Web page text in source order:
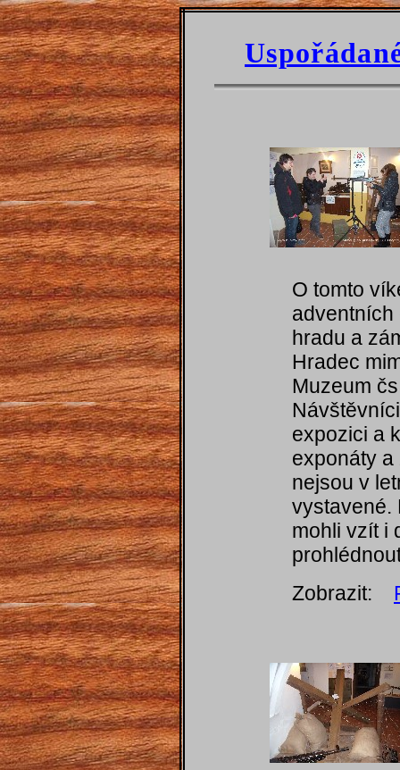
O tomto
adventních
hradu a
Hradec
Muzeum
expozici a
exponáty
nejsou v
vystavené.
mohli vzít i
Zobrazit: